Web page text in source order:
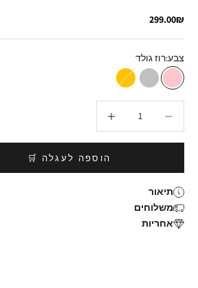
מחיר מבצע
299.00₪
צבע:רוז גולד
רוז גולדכסף זהב
הוספה לעגלה 🛒
תיאור
משלוחים
אחריות